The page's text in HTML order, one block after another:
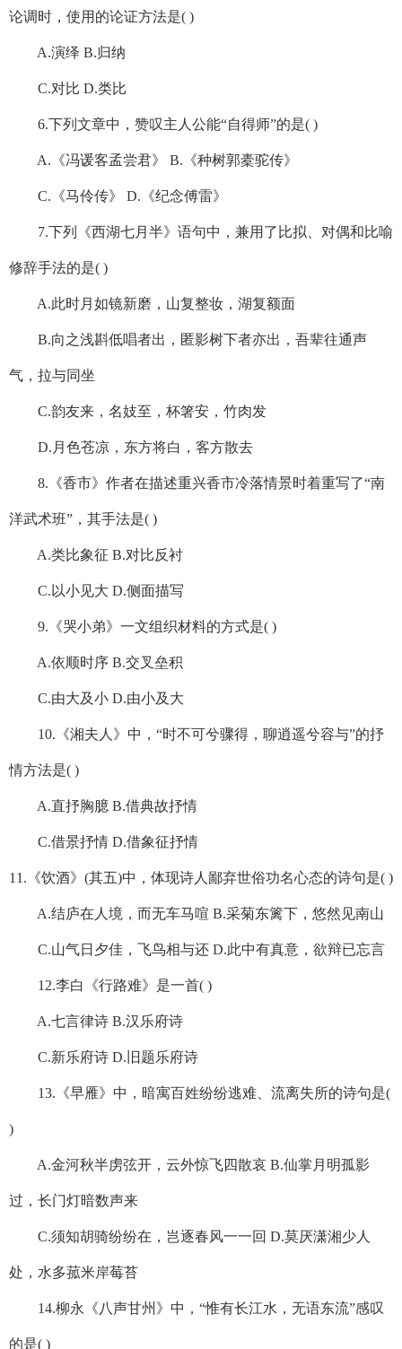
论调时，使用的论证方法是( )
A.演绎 B.归纳
C.对比 D.类比
6.下列文章中，赞叹主人公能“自得师”的是( )
A.《冯谖客孟尝君》 B.《种树郭橐驼传》
C.《马伶传》 D.《纪念傅雷》
7.下列《西湖七月半》语句中，兼用了比拟、对偶和比喻
修辞手法的是( )
A.此时月如镜新磨，山复整妆，湖复额面
B.向之浅斟低唱者出，匿影树下者亦出，吾辈往通声
气，拉与同坐
C.韵友来，名妓至，杯箸安，竹肉发
D.月色苍凉，东方将白，客方散去
8.《香市》作者在描述重兴香市冷落情景时着重写了“南
洋武术班”，其手法是( )
A.类比象征 B.对比反衬
C.以小见大 D.侧面描写
9.《哭小弟》一文组织材料的方式是( )
A.依顺时序 B.交叉垒积
C.由大及小 D.由小及大
10.《湘夫人》中，“时不可兮骤得，聊逍遥兮容与”的抒
情方法是( )
A.直抒胸臆 B.借典故抒情
C.借景抒情 D.借象征抒情
11.《饮酒》(其五)中，体现诗人鄙弃世俗功名心态的诗句是( )
A.结庐在人境，而无车马喧 B.采菊东篱下，悠然见南山
C.山气日夕佳，飞鸟相与还 D.此中有真意，欲辩已忘言
12.李白《行路难》是一首( )
A.七言律诗 B.汉乐府诗
C.新乐府诗 D.旧题乐府诗
13.《早雁》中，暗寓百姓纷纷逃难、流离失所的诗句是(
)
A.金河秋半虏弦开，云外惊飞四散哀 B.仙掌月明孤影
过，长门灯暗数声来
C.须知胡骑纷纷在，岂逐春风一一回 D.莫厌潇湘少人
处，水多菰米岸莓苔
14.柳永《八声甘州》中，“惟有长江水，无语东流”感叹
的是( )